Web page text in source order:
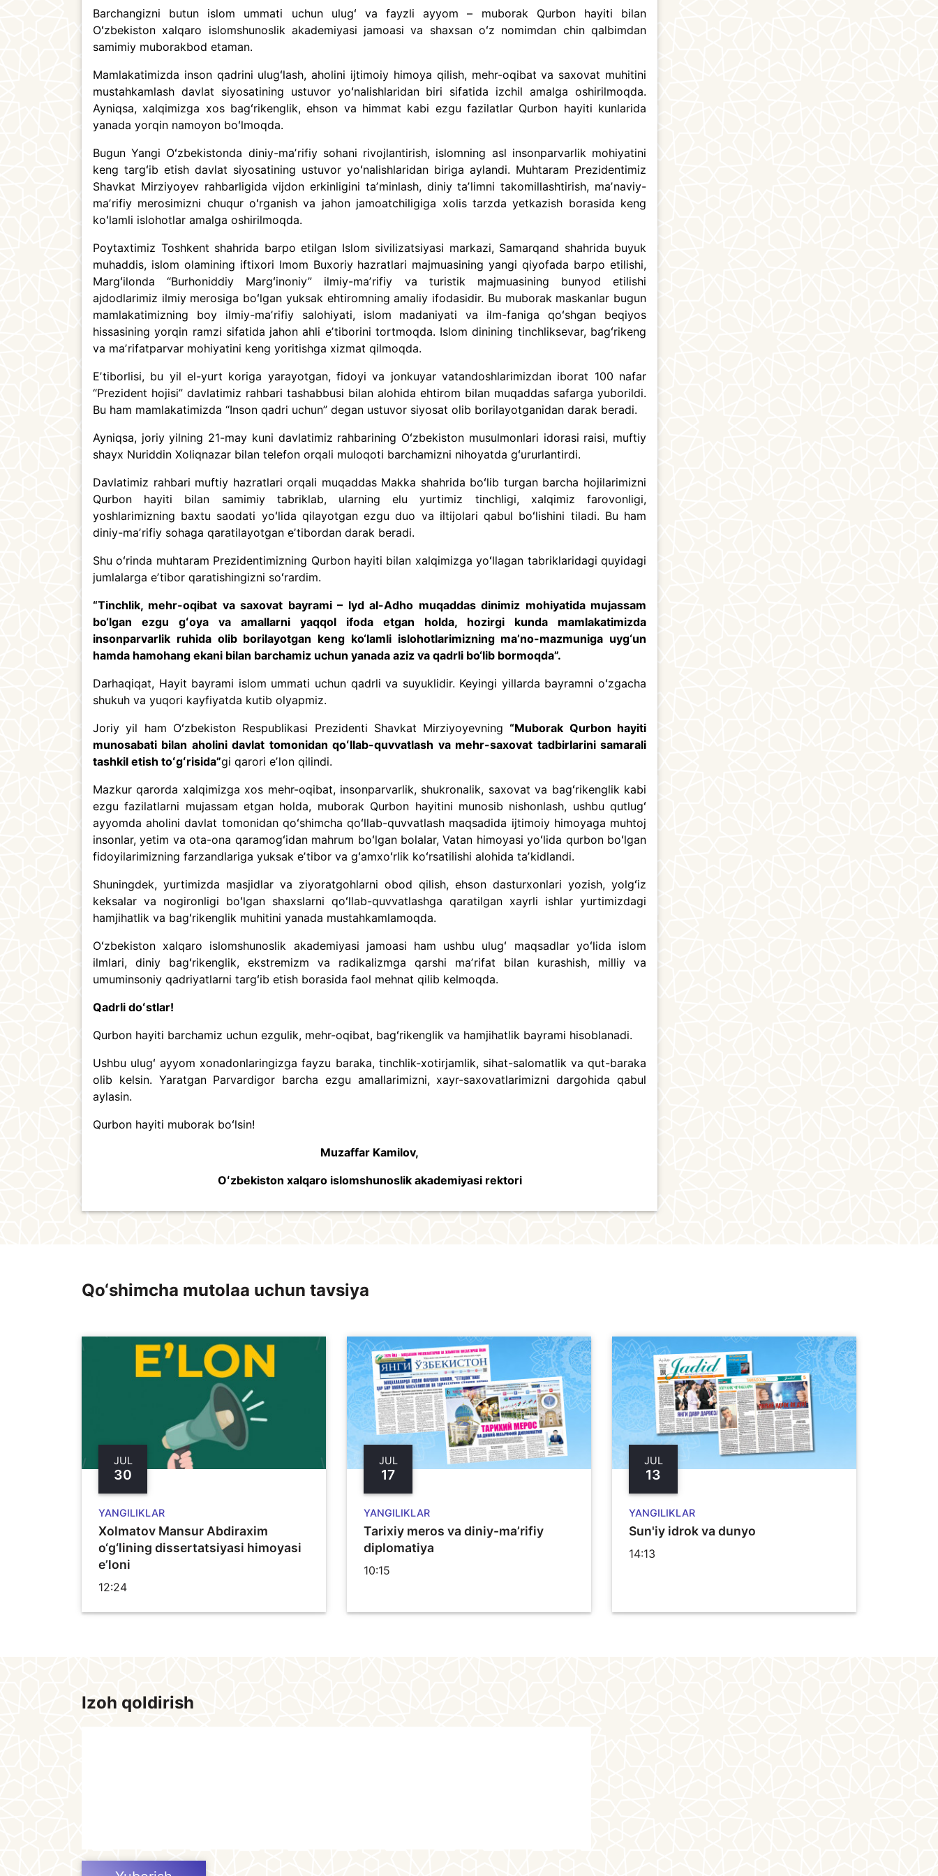
Barchangizni butun islom ummati uchun ulugʻ va fayzli ayyom – muborak Qurbon hayiti bilan
Oʻzbekiston xalqaro islomshunoslik akademiyasi jamoasi va shaxsan oʻz nomimdan chin qalbimdan
samimiy muborakbod etaman.
Mamlakatimizda inson qadrini ulugʻlash, aholini ijtimoiy himoya qilish, mehr-oqibat va saxovat muhitini
mustahkamlash davlat siyosatining ustuvor yoʻnalishlaridan biri sifatida izchil amalga oshirilmoqda.
Ayniqsa, xalqimizga xos bagʻrikenglik, ehson va himmat kabi ezgu fazilatlar Qurbon hayiti kunlarida
yanada yorqin namoyon boʻlmoqda.
Bugun Yangi Oʻzbekistonda diniy-maʼrifiy sohani rivojlantirish, islomning asl insonparvarlik mohiyatini
keng targʻib etish davlat siyosatining ustuvor yoʻnalishlaridan biriga aylandi. Muhtaram Prezidentimiz
Shavkat Mirziyoyev rahbarligida vijdon erkinligini taʼminlash, diniy taʼlimni takomillashtirish, maʼnaviy-
maʼrifiy merosimizni chuqur oʻrganish va jahon jamoatchiligiga xolis tarzda yetkazish borasida keng
koʻlamli islohotlar amalga oshirilmoqda.
Poytaxtimiz Toshkent shahrida barpo etilgan Islom sivilizatsiyasi markazi, Samarqand shahrida buyuk
muhaddis, islom olamining iftixori Imom Buxoriy hazratlari majmuasining yangi qiyofada barpo etilishi,
Margʻilonda “Burhoniddiy Margʻinoniy” ilmiy-maʼrifiy va turistik majmuasining bunyod etilishi
ajdodlarimiz ilmiy merosiga boʻlgan yuksak ehtiromning amaliy ifodasidir. Bu muborak maskanlar bugun
mamlakatimizning boy ilmiy-maʼrifiy salohiyati, islom madaniyati va ilm-faniga qoʻshgan beqiyos
hissasining yorqin ramzi sifatida jahon ahli eʼtiborini tortmoqda. Islom dinining tinchliksevar, bagʻrikeng
va maʼrifatparvar mohiyatini keng yoritishga xizmat qilmoqda.
Eʼtiborlisi, bu yil el-yurt koriga yarayotgan, fidoyi va jonkuyar vatandoshlarimizdan iborat 100 nafar
“Prezident hojisi” davlatimiz rahbari tashabbusi bilan alohida ehtirom bilan muqaddas safarga yuborildi.
Bu ham mamlakatimizda “Inson qadri uchun” degan ustuvor siyosat olib borilayotganidan darak beradi.
Ayniqsa, joriy yilning 21-may kuni davlatimiz rahbarining Oʻzbekiston musulmonlari idorasi raisi, muftiy
shayx Nuriddin Xoliqnazar bilan telefon orqali muloqoti barchamizni nihoyatda gʻururlantirdi.
Davlatimiz rahbari muftiy hazratlari orqali muqaddas Makka shahrida boʻlib turgan barcha hojilarimizni
Qurbon hayiti bilan samimiy tabriklab, ularning elu yurtimiz tinchligi, xalqimiz farovonligi,
yoshlarimizning baxtu saodati yoʻlida qilayotgan ezgu duo va iltijolari qabul boʻlishini tiladi. Bu ham
diniy-maʼrifiy sohaga qaratilayotgan eʼtibordan darak beradi.
Shu oʻrinda muhtaram Prezidentimizning Qurbon hayiti bilan xalqimizga yoʻllagan tabriklaridagi quyidagi
jumlalarga eʼtibor qaratishingizni soʻrardim.
“Tinchlik, mehr-oqibat va saxovat bayrami – Iyd al-Adho muqaddas dinimiz mohiyatida mujassam
bo‘lgan ezgu gʻoya va amallarni yaqqol ifoda etgan holda, hozirgi kunda mamlakatimizda
insonparvarlik ruhida olib borilayotgan keng ko‘lamli islohotlarimizning maʼno-mazmuniga uyg‘un
hamda hamohang ekani bilan barchamiz uchun yanada aziz va qadrli bo‘lib bormoqda”.
Darhaqiqat, Hayit bayrami islom ummati uchun qadrli va suyuklidir. Keyingi yillarda bayramni oʻzgacha
shukuh va yuqori kayfiyatda kutib olyapmiz.
Joriy yil ham Oʻzbekiston Respublikasi Prezidenti Shavkat Mirziyoyevning“Muborak Qurbon hayiti
munosabati bilan aholini davlat tomonidan qoʻllab-quvvatlash va mehr-saxovat tadbirlarini samarali
tashkil etish toʻgʻrisida”gi qarori eʼlon qilindi.
Mazkur qarorda xalqimizga xos mehr-oqibat, insonparvarlik, shukronalik, saxovat va bagʻrikenglik kabi
ezgu fazilatlarni mujassam etgan holda, muborak Qurbon hayitini munosib nishonlash, ushbu qutlugʻ
ayyomda aholini davlat tomonidan qoʻshimcha qoʻllab-quvvatlash maqsadida ijtimoiy himoyaga muhtoj
insonlar, yetim va ota-ona qaramogʻidan mahrum boʻlgan bolalar, Vatan himoyasi yoʻlida qurbon boʻlgan
fidoyilarimizning farzandlariga yuksak eʼtibor va gʻamxoʻrlik koʻrsatilishi alohida taʼkidlandi.
Shuningdek, yurtimizda masjidlar va ziyoratgohlarni obod qilish, ehson dasturxonlari yozish, yolgʻiz
keksalar va nogironligi boʻlgan shaxslarni qoʻllab-quvvatlashga qaratilgan xayrli ishlar yurtimizdagi
hamjihatlik va bagʻrikenglik muhitini yanada mustahkamlamoqda.
Oʻzbekiston xalqaro islomshunoslik akademiyasi jamoasi ham ushbu ulugʻ maqsadlar yoʻlida islom
ilmlari, diniy bagʻrikenglik, ekstremizm va radikalizmga qarshi maʼrifat bilan kurashish, milliy va
umuminsoniy qadriyatlarni targʻib etish borasida faol mehnat qilib kelmoqda.
Qadrli doʻstlar!
Qurbon hayiti barchamiz uchun ezgulik, mehr-oqibat, bagʻrikenglik va hamjihatlik bayrami hisoblanadi.
Ushbu ulugʻ ayyom xonadonlaringizga fayzu baraka, tinchlik-xotirjamlik, sihat-salomatlik va qut-baraka
olib kelsin. Yaratgan Parvardigor barcha ezgu amallarimizni, xayr-saxovatlarimizni dargohida qabul
aylasin.
Qurbon hayiti muborak boʻlsin!
Muzaffar Kamilov,
Oʻzbekiston xalqaro islomshunoslik akademiyasi rektori
Qo‘shimcha mutolaa uchun tavsiya
JUL
30
YANGILIKLAR
Xolmatov Mansur Abdiraxim
o‘g‘lining dissertatsiyasi himoyasi
e’loni
12:24
JUL
17
YANGILIKLAR
Tarixiy meros va diniy-ma’rifiy
diplomatiya
10:15
JUL
13
YANGILIKLAR
Sun'iy idrok va dunyo
14:13
Izoh qoldirish